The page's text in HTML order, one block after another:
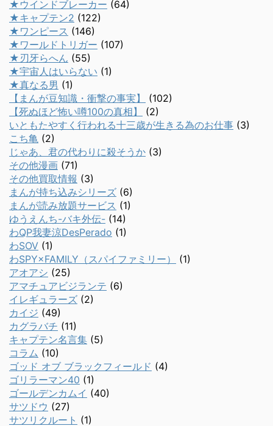
★ウインドブレーカー (64)
★キャプテン2 (122)
★ワンピース (146)
★ワールドトリガー (107)
★刃牙らへん (55)
★宇宙人はいらない (1)
★真なる男 (1)
【まんが豆知識・衝撃の事実】
(102)
【死ぬほど怖い噂100の真相】
(2)
いともたやすく行われる十三歳が生きる為のお仕事 (3)
こち亀 (2)
じゃあ、君の代わりに殺そうか (3)
その他漫画 (71)
その他買取情報 (3)
まんが持ち込みシリーズ (6)
まんが読み放題サービス (1)
ゆうえんち-バキ外伝- (14)
わQP我妻涼DesPerado (1)
わSOV (1)
わSPY×FAMILY（スパイファミリー）
(1)
アオアシ (25)
アマチュアビジランテ (6)
イレギュラーズ (2)
カイジ (49)
カグラバチ (11)
キャプテン名言集 (5)
コラム (10)
ゴッド オブ ブラックフィールド (4)
ゴリラーマン40 (1)
ゴールデンカムイ (40)
サツドウ (27)
サツリクルート (1)